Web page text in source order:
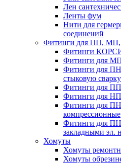
Лен
Ленты фум
Нити для
соединений
Фитинги для ПП, МП,
Фитинги
Фитинги для МП
Фитинги для
стыковую сварку
Фитинги для ПП
Фитинги для
Фитинги для
компрессионные
Фитинги для
закладными эл.
Хомуты
Хомуты
Хомуты